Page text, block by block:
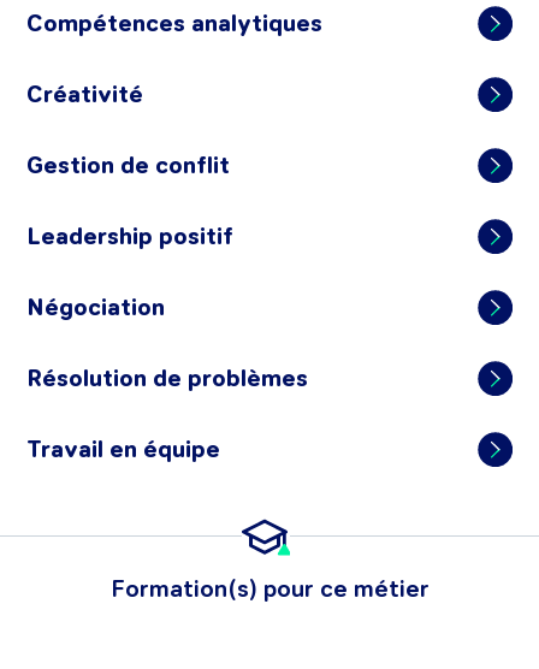
Compétences analytiques
Créativité
Gestion de conflit
Leadership positif
Négociation
Résolution de problèmes
Travail en équipe
Formation(s) pour ce métier